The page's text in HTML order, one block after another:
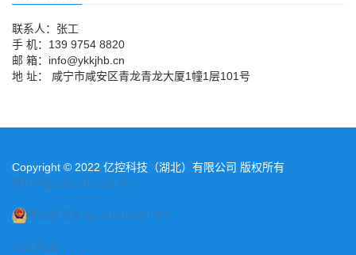
联系人：张工
手 机：139 9754 8820
邮 箱：info@ykkjhb.cn
地 址： 咸宁市咸安区青龙青龙大厦1幢1层101号
Copyright © 2022 亿控科技（湖北）有限公司 版权所有
鄂ICP备2022015221号-2
鄂公网安备42120202000485
XML地图